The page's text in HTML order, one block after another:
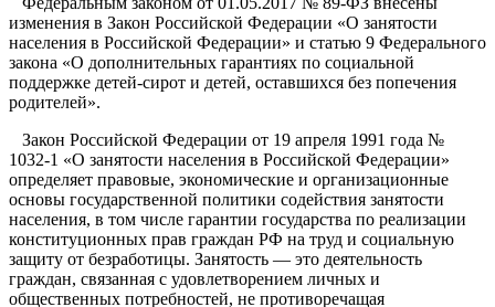
изменения в Закон Российской Федерации «О занятости
населения в Российской Федерации» и статью 9 Федерального
закона «О дополнительных гарантиях по социальной
поддержке детей-сирот и детей, оставшихся без попечения
родителей».
Закон Российской Федерации от 19 апреля 1991 года №
1032-1 «О занятости населения в Российской Федерации»
определяет правовые, экономические и организационные
основы государственной политики содействия занятости
населения, в том числе гарантии государства по реализации
конституционных прав граждан РФ на труд и социальную
защиту от безработицы. Занятость — это деятельность
граждан, связанная с удовлетворением личных и
общественных потребностей, не противоречащая